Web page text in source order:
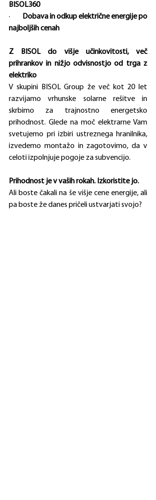
BISOL360
·
Dobava in odkup električne energije po
najboljših cenah
Z BISOL do višje učinkovitosti, več
prihrankov in nižjo odvisnostjo od trga z
elektriko
V skupini BISOL Group že več kot 20 let
razvijamo vrhunske solarne rešitve in
skrbimo za trajnostno energetsko
prihodnost. Glede na moč elektrarne Vam
svetujemo pri izbiri ustreznega hranilnika,
izvedemo montažo in zagotovimo, da v
celoti izpolnjuje pogoje za subvencijo.
Prihodnost je v vaših rokah. Izkoristite jo.
Ali boste čakali na še višje cene energije, ali
pa boste že danes pričeli ustvarjati svojo?